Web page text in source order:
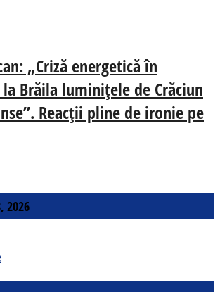
„Criză energetică în
Brăila luminițele de Crăciun
Reacții pline de ironie pe
2026